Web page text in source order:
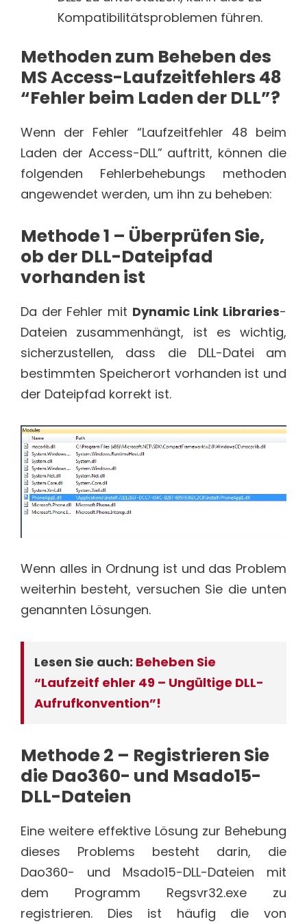
Kompatibilitätsproblemen führen.
Methoden zum Beheben des
MS Access-Laufzeitfehlers 48
“Fehler beim Laden der DLL”?
Wenn der Fehler “Laufzeitfehler 48 beim
Laden der Access-DLL” auftritt, können die
folgenden Fehlerbehebungs methoden
angewendet werden, um ihn zu beheben:
Methode 1 – Überprüfen Sie,
ob der DLL-Dateipfad
vorhanden ist
Da der Fehler mit Dynamic Link Libraries-
Dateien zusammenhängt, ist es wichtig,
sicherzustellen, dass die DLL-Datei am
bestimmten Speicherort vorhanden ist und
der Dateipfad korrekt ist.
Wenn alles in Ordnung ist und das Problem
weiterhin besteht, versuchen Sie die unten
genannten Lösungen.
Lesen Sie auch: Beheben Sie
“Laufzeitf ehler 49 – Ungültige DLL-
Aufrufkonvention”!
Methode 2 – Registrieren Sie
die Dao360- und Msado15-
DLL-Dateien
Eine weitere effektive Lösung zur Behebung
dieses Problems besteht darin, die
Dao360- und Msado15-DLL-Dateien mit
dem Programm Regsvr32.exe zu
registrieren. Dies ist häufig die von